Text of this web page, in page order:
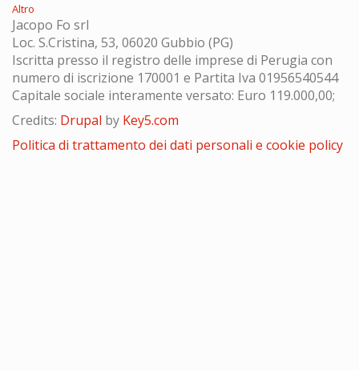
Altro
Jacopo Fo srl
Loc. S.Cristina, 53, 06020 Gubbio (PG)
Iscritta presso il registro delle imprese di Perugia con
numero di iscrizione 170001 e Partita Iva 01956540544
Capitale sociale interamente versato: Euro 119.000,00;
Credits: Drupal by Key5.com
Politica di trattamento dei dati personali e cookie policy